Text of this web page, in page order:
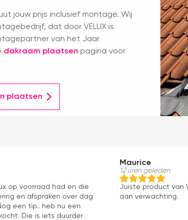
jouw prijs inclusief montage. Wij
dat door VELUX is
van het Jaar
dakraam plaatsen pagina voor
plaatsen
op voorraad had en die
en afspraken over dag
een tip.. heb nu een
Die is iets duurder
Maurice
12 uren geleden
Juiste product van
aan verwachting.